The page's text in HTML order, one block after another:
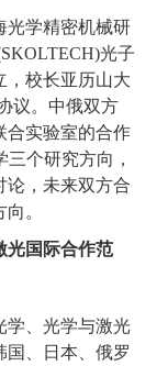
光学精密机械研
光子
，校长亚历山大
议。中俄双方
合实验室的合作
个研究方向，
论，未来双方合
。
光国际合作范
学、光学与激光
国、日本、俄罗